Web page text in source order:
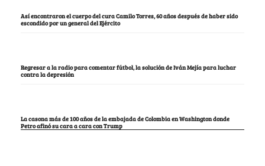
Así encontraron el cuerpo del cura Camilo Torres, 60 años después de haber sido
escondido por un general del Ejército
Regresar a la radio para comentar fútbol, la solución de Iván Mejía para luchar
contra la depresión
La casona más de 100 años de la embajada de Colombia en Washington donde
Petro afinó su cara a cara con Trump